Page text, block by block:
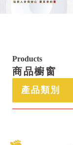
【快來點我】H型
Products
商品櫥窗
產品類別